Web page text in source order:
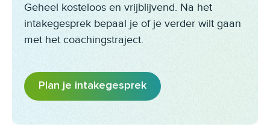
Geheel kosteloos en vrijblijvend. Na het
intakegesprek bepaal je of je verder wilt gaan
met het coachingstraject.
Plan je intakegesprek